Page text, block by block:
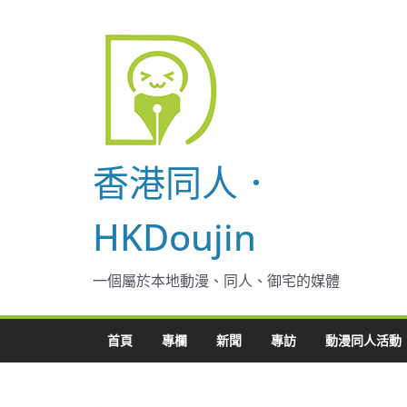
香港同人．
HKDoujin
一個屬於本地動漫、同人、御宅的媒體
首頁 專欄 新聞 專訪 動漫同人活動